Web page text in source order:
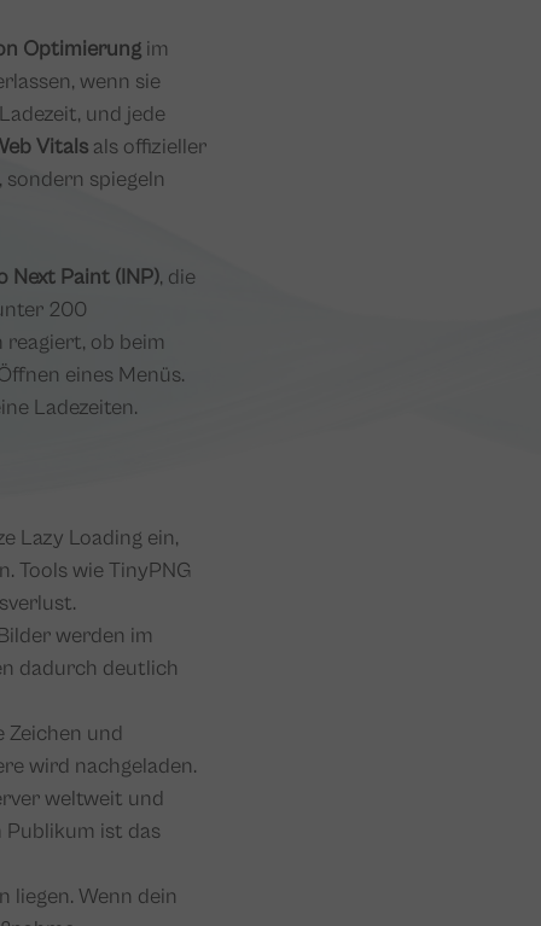
Optimierung im
wenn sie
und jede
Vitals als offizieller
spiegeln
Next Paint (INP), die
200
ob beim
eines Menüs.
Ladezeiten.
Lazy Loading ein,
Tools wie TinyPNG
werden im
dadurch deutlich
Zeichen und
wird nachgeladen.
weltweit und
ist das
Wenn dein